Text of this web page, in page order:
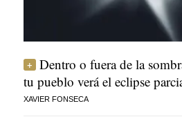
Dentro o fuera de la
tu pueblo verá el eclipse
XAVIER FONSECA